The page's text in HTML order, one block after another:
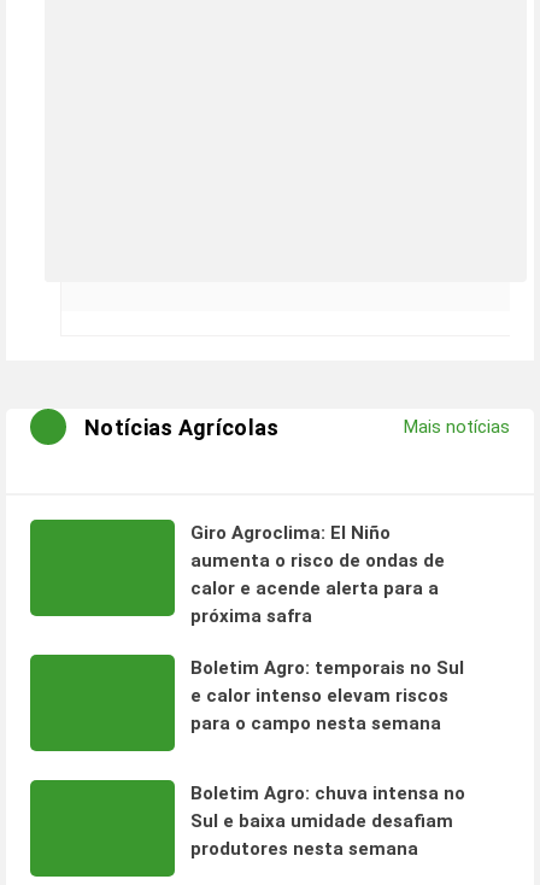
Notícias Agrícolas Mais notícias
Giro Agroclima: El Niño
aumenta o risco de ondas de
calor e acende alerta para a
próxima safra
Boletim Agro: temporais no Sul
e calor intenso elevam riscos
para o campo nesta semana
Boletim Agro: chuva intensa no
Sul e baixa umidade desafiam
produtores nesta semana